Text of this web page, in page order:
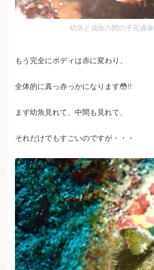
幼魚と成魚の間の子完成🤩
もう完全にボディは赤に変わり、
全体的に真っ赤っかになります😳‼️
まず幼魚見れて、中間も見れて、
それだけでもすごいのですが・・・